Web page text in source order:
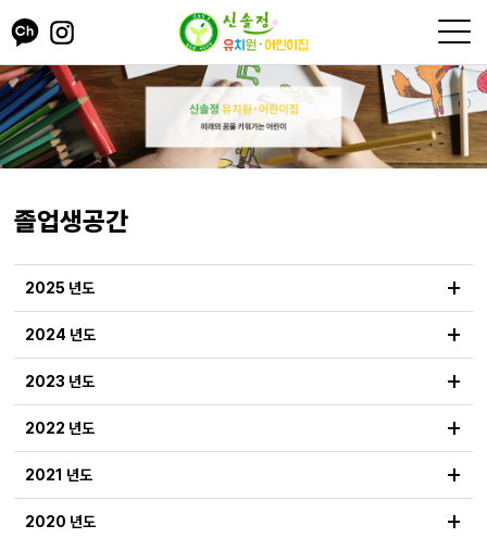
졸업생공간
2025 년도 +
2024 년도 +
2023 년도 +
2022 년도 +
2021 년도 +
2020 년도 +